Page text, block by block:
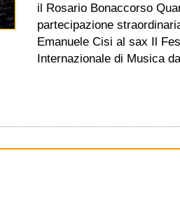
il Rosario Bonaccorso
partecipazione
Emanuele Cisi al sax Il
Internazionale di Musica